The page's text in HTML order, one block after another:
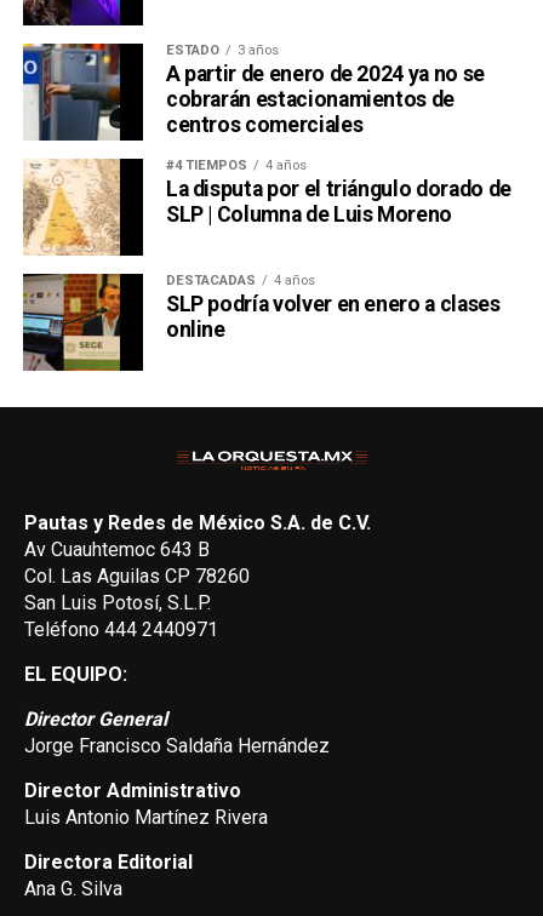
ESTADO 3 años
A partir de enero de 2024 ya no se
cobrarán estacionamientos de
centros comerciales
#4 TIEMPOS 4 años
La disputa por el triángulo dorado de
SLP | Columna de Luis Moreno
DESTACADAS 4 años
SLP podría volver en enero a clases
online
Pautas y Redes de México S.A. de C.V.
Av Cuauhtemoc 643 B
Col. Las Aguilas CP 78260
San Luis Potosí, S.L.P.
Teléfono 444 2440971
EL EQUIPO:
Director General
Jorge Francisco Saldaña Hernández
Director Administrativo
Luis Antonio Martínez Rivera
Directora Editorial
Ana G. Silva